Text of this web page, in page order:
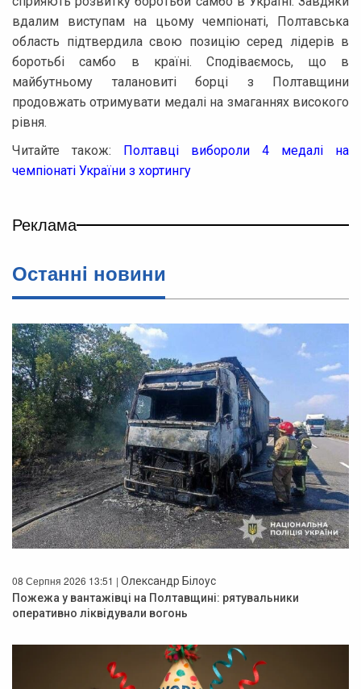
вдалим виступам на цьому чемпіонаті, Полтавська
область підтвердила свою позицію серед лідерів в
боротьбі самбо в країні. Сподіваємось, що в
майбутньому талановиті борці з Полтавщини
продовжать отримувати медалі на змаганнях високого
рівня.
Читайте також:
Полтавці вибороли 4 медалі на
чемпіонаті України з хортингу
Реклама
Останнi новини
08 Серпня 2026 13:51 | Олександр Білоус
Пожежа у вантажівці на Полтавщині: рятувальники
оперативно ліквідували вогонь